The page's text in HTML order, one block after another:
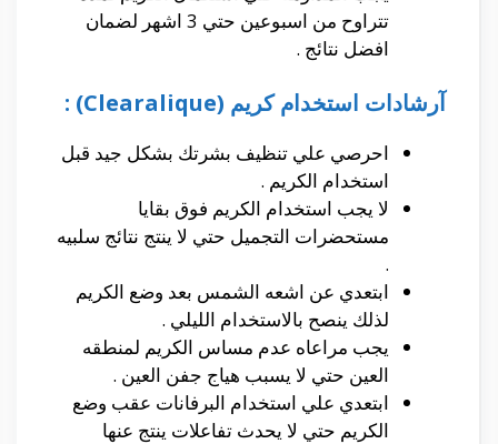
تتراوح من اسبوعين حتي 3 اشهر لضمان
افضل نتائج .
آرشادات استخدام كريم (Clearalique) :
احرصي علي تنظيف بشرتك بشكل جيد قبل
استخدام الكريم .
لا يجب استخدام الكريم فوق بقايا
مستحضرات التجميل حتي لا ينتج نتائج سلبيه
.
ابتعدي عن اشعه الشمس بعد وضع الكريم
لذلك ينصح بالاستخدام الليلي .
يجب مراعاه عدم مساس الكريم لمنطقه
العين حتي لا يسبب هياج جفن العين .
ابتعدي علي استخدام البرفانات عقب وضع
الكريم حتي لا يحدث تفاعلات ينتج عنها